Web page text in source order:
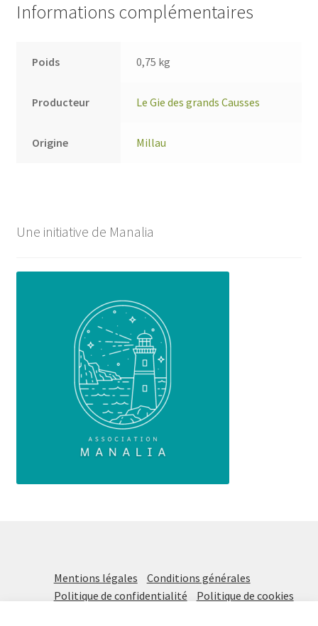
Informations complémentaires
Poids 0,75 kg
Producteur Le Gie des grands Causses
Origine Millau
Une initiative de Manalia
Mentions légales
Conditions générales
Politique de confidentialité
Politique de cookies